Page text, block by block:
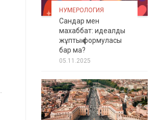
НУМЕРОЛОГИЯ
Сандар мен
махаббат: идеалды
жұптың формуласы
бар ма?
05.11.2025